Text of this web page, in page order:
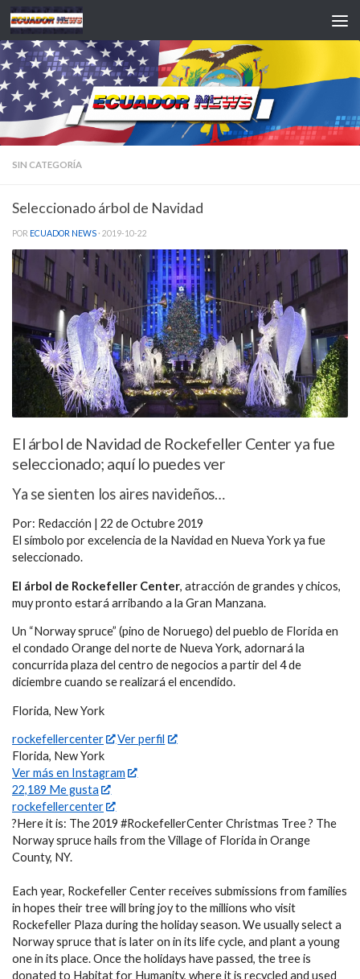
Saltar al contenido
SIN CATEGORÍA
Seleccionado árbol de Navidad
POR ECUADOR NEWS · 2019-10-22
El árbol de Navidad de Rockefeller Center ya fue
seleccionado; aquí lo puedes ver
Ya se sienten los aires navideños…
Por: Redacción | 22 de Octubre 2019
El símbolo por excelencia de la Navidad en Nueva York ya fue
seleccionado.
El árbol de Rockefeller Center, atracción de grandes y chicos,
muy pronto estará arribando a la Gran Manzana.
Un “Norway spruce” (pino de Noruego) del pueblo de Florida en
el condado Orange del norte de Nueva York, adornará la
concurrida plaza del centro de negocios a partir del 4 de
diciembre cuando se realizará el encendido.
Florida, New York
rockefellercenter
Ver perfil
Florida, New York
Ver más en Instagram
22,189 Me gusta
rockefellercenter
?Here it is: The 2019 #RockefellerCenter Christmas Tree ? The
Norway spruce hails from the Village of Florida in Orange
County, NY. ⁣
Each year, Rockefeller Center receives submissions from families
in hopes their tree will bring joy to the millions who visit
Rockefeller Plaza during the holiday season. We usually select a
Norway spruce that is later on in its life cycle, and plant a young
one in its place. Once the holidays have passed, the tree is
donated to Habitat for Humanity, where it is recycled and used